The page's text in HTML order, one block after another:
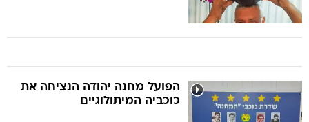
הפועל מחנה יהודה הנציחה את
כוכביה המיתולוגיים